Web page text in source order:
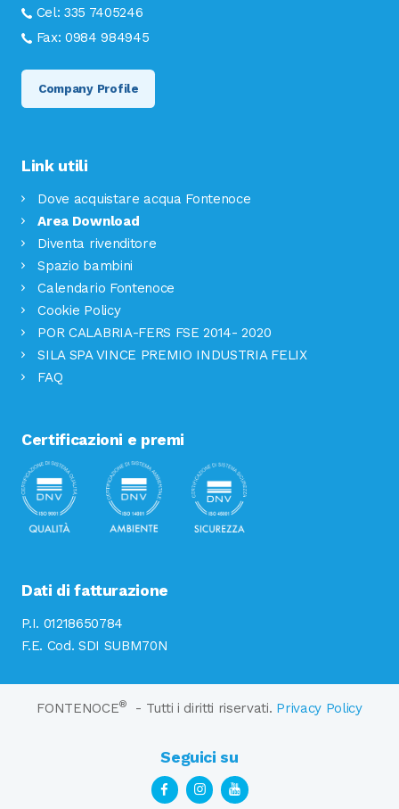
Cel:335 7405246
Fax:0984 984945
Company Profile
Link utili
Dove acquistare acqua Fontenoce
Area Download
Diventa rivenditore
Spazio bambini
Calendario Fontenoce
Cookie Policy
POR CALABRIA-FERS FSE 2014- 2020
SILA SPA VINCE PREMIO INDUSTRIA FELIX
FAQ
Certificazioni e premi
Dati di fatturazione
P.I. 01218650784
F.E. Cod. SDI SUBM70N
FONTENOCE® - Tutti i diritti riservati. Privacy Policy
Seguici su